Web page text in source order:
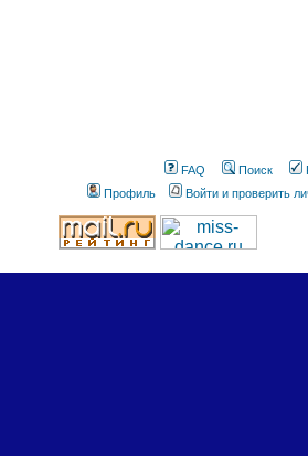
FAQ Поиск
Профиль
Войти и проверить